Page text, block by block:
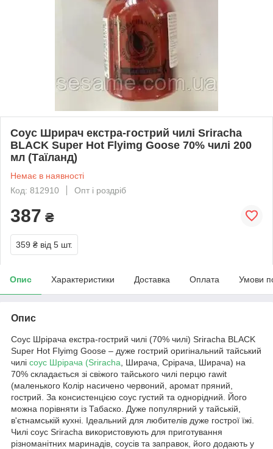
Соус Шрирач екстра-гострий чилі Sriracha
BLACK Super Hot Flyimg Goose 70% чилі 200
мл (Таїланд)
Немає в наявності
Код: 812910
Опт і роздріб
387 ₴
359 ₴ від 5 шт.
Опис Характеристики Доставка Оплата Умови
Опис
Соус Шрірача екстра-гострий чилі (70% чилі) Sriracha BLACK
Super Hot Flyimg Goose – дуже гострий оригінальний тайський
чилі соус Шрірача (Sriracha , Ширача, Срірача, Ширача) на
70% складається зі свіжого тайського чилі перцю rawit
(маленького Колір насичено червоний, аромат пряний,
гострий. За консистенцією соус густий та однорідний. Його
можна порівняти із Табаско. Дуже популярний у тайській,
в'єтнамській кухні. Ідеальний для любителів дуже гострої їжі.
Чилі соус Sriracha використовують для приготування
різноманітних маринадів, соусів та заправок, його додають у